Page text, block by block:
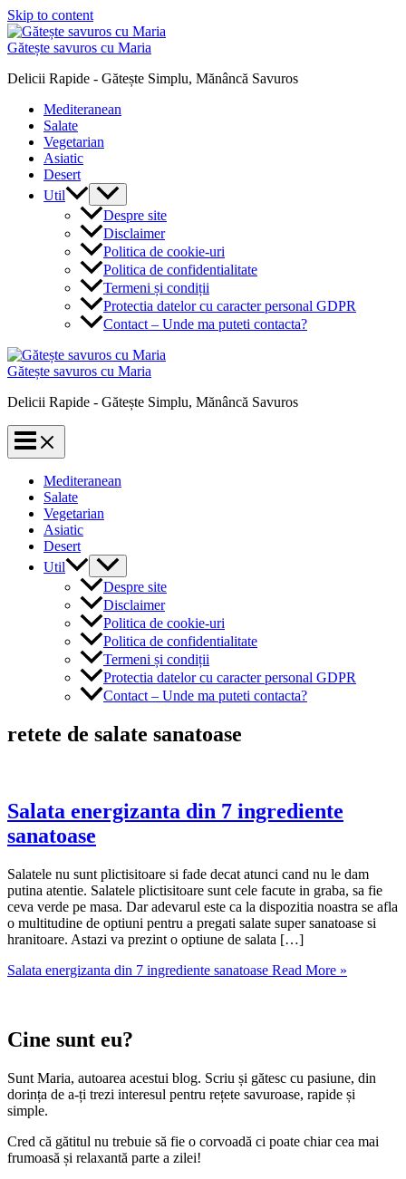
Skip to content
Gătește savuros cu Maria
Delicii Rapide - Gătește Simplu, Mănâncă Savuros
Mediteranean
Salate
Vegetarian
Asiatic
Desert
Util
Despre site
Disclaimer
Politica de cookie-uri
Politica de confidentialitate
Termeni și condiții
Protectia datelor cu caracter personal GDPR
Contact – Unde ma puteti contacta?
Gătește savuros cu Maria
Delicii Rapide - Gătește Simplu, Mănâncă Savuros
Mediteranean
Salate
Vegetarian
Asiatic
Desert
Util
Despre site
Disclaimer
Politica de cookie-uri
Politica de confidentialitate
Termeni și condiții
Protectia datelor cu caracter personal GDPR
Contact – Unde ma puteti contacta?
retete de salate sanatoase
Salata energizanta din 7 ingrediente
sanatoase
Salatele nu sunt plictisitoare si fade decat atunci cand nu le dam
putina atentie. Salatele plictisitoare sunt cele facute in graba, sa fie
ceva verde pe masa. Dar adevarul este ca la dispozitia noastra se afla
o multitudine de optiuni pentru a pregati salate super sanatoase si
hranitoare. Astazi va prezint o optiune de salata […]
Salata energizanta din 7 ingrediente sanatoase Read More »
Cine sunt eu?
Sunt Maria, autoarea acestui blog. Scriu și gătesc cu pasiune, din
dorința de a-ți trezi interesul pentru rețete savuroase, rapide și
simple.
Cred că gătitul nu trebuie să fie o corvoadă ci poate chiar cea mai
frumoasă și relaxantă parte a zilei!